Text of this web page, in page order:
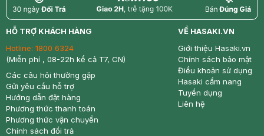
return nowfree price
HỖ TRỢ KHÁCH HÀNG
Hotline: 1800 6324
(Miễn phí , 08-22h kể cả T7, CN)
Các câu hỏi thường gặp
Gửi yêu cầu hỗ trợ
Hướng dẫn đặt hàng
Phương thức thanh toán
Phương thức vận chuyển
Chính sách đổi trả
VỀ HASAKI.VN
Giới thiệu Hasaki.vn
Chính sách bảo mật
Điều khoản sử dụng
Hasaki cẩm nang
Tuyển dụng
Liên hệ